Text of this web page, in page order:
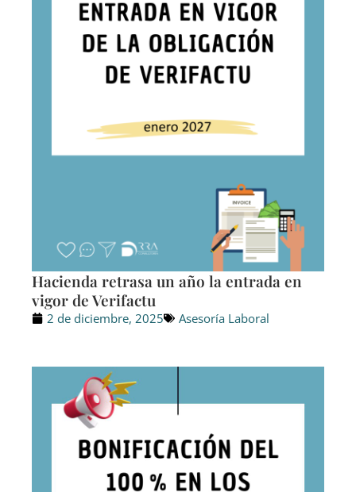
Hacienda retrasa un año la entrada en
vigor de Verifactu
2 de diciembre, 2025 Asesoría Laboral